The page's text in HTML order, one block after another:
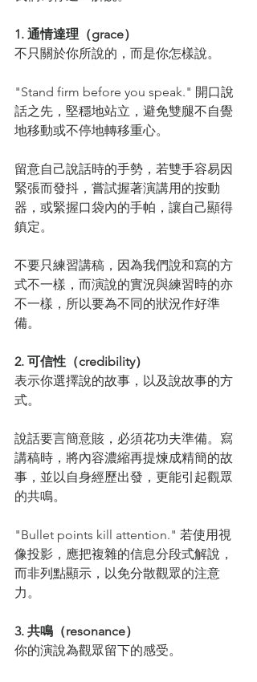
1. 通情達理（grace）
不只關於你所說的，而是你怎樣說。
"Stand firm before you speak." 開口說
話之先，堅穩地站立，避免雙腿不自覺
地移動或不停地轉移重心。
留意自己說話時的手勢，若雙手容易因
緊張而發抖，嘗試握著演講用的按動
器，或緊握口袋內的手帕，讓自己顯得
鎮定。
不要只練習講稿，因為我們說和寫的方
式不一樣，而演說的實況與練習時的亦
不一樣，所以要為不同的狀況作好準
備。
2. 可信性（credibility）
表示你選擇說的故事，以及說故事的方
式。
說話要言簡意賅，必須花功夫準備。寫
講稿時，將內容濃縮再提煉成精簡的故
事，並以自身經歷出發，更能引起觀眾
的共鳴。
"Bullet points kill attention." 若使用視
像投影，應把複雜的信息分段式解說，
而非列點顯示，以免分散觀眾的注意
力。
3. 共鳴（resonance）
你的演說為觀眾留下的感受。